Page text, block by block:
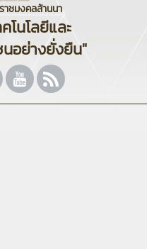
าชมงคลล้านนา
โนโลยีและ
อย่างยั่งยืน"